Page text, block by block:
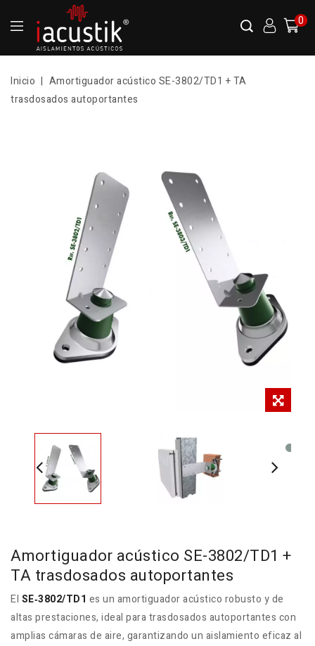
0
Inicio
Amortiguador acústico SE-3802/TD1 + TA
trasdosados autoportantes
Amortiguador acústico SE-3802/TD1 +
TA trasdosados autoportantes
El SE‑3802/TD1 es un amortiguador acústico robusto y de
altas prestaciones, ideal para trasdosados autoportantes con
amplias cámaras de aire, garantizando un aislamiento eficaz al